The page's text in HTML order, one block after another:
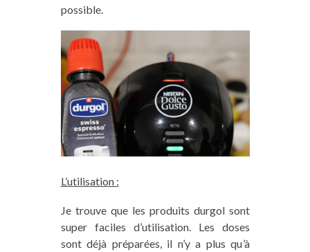
possible.
L’utilisation :
Je trouve que les produits durgol sont
super faciles d’utilisation. Les doses
sont déjà préparées, il n’y a plus qu’à